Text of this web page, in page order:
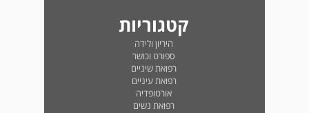
קטגוריות
היריון ולידה
ספורט וכושר
רפואת שיניים
רפואת עיניים
אורטופדיה
רפואת נשים